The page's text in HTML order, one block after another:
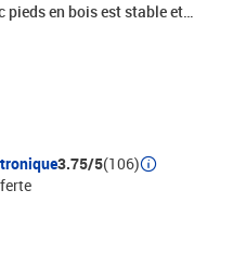
pieds en bois est stable et
est équipée de deux étagères,
de main. Elle est facile à
: noirMatériau : bois
: 40 x 30 x 50 cm
est
chevilles pour l'intérieur du mur
utilisez des vis et des chevilles
pas sûr, demandez conseil à
chaque étape de
3.75/5(106)